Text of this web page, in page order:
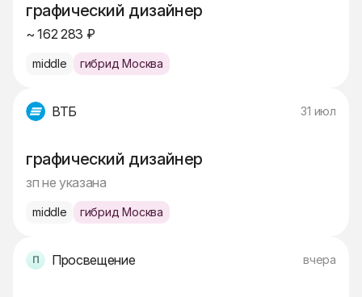
графический дизайнер
~ 162 283 ₽
middle гибрид Москва
ВТБ 31 июл
графический дизайнер
зп не указана
middle гибрид Москва
Просвещение вчера